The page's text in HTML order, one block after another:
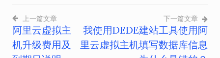
文
章
上一篇文章
阿里云虚拟主
机升级费用及
下一篇文章
我使用DEDE建站工具使用阿
里云虚拟主机填写数据库信息